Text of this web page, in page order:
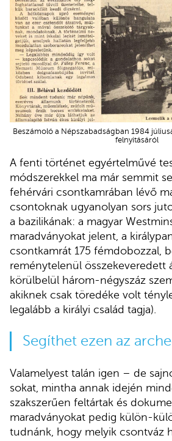
Beszámoló a Népszabadságban 1984
felnyitásáról
A fenti történet egyértelművé
módszerekkel ma már semmit
fehérvári csontkamrában lévő
csontoknak ugyanolyan sors
a bazilikának: a magyar
maradványokat jelent, a
csontkamrát 175 fémdobozzal,
reménytelenül összekeveredett
körülbelül három-négyszáz
akiknek csak töredéke volt
legalább a királyi család tagja).
Segíthet ezen az
Valamelyest talán igen – de
sokat, mintha annak idején
szakszerűen feltártak és
maradványokat pedig külön-
tudnánk, hogy melyik csontváz